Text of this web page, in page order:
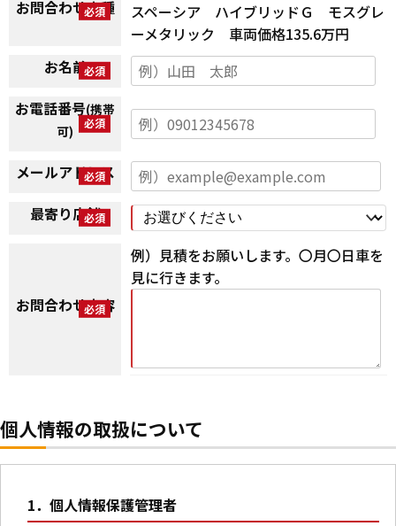
お問合わせ車種
スペーシア ハイブリッドＧ モスグレ
ーメタリック 車両価格135.6万円
お名前
お電話番号(携帯
可)
メールアドレス
最寄り店舗
お問合わせ内容
例）見積をお願いします。〇月〇日車を
見に行きます。
個人情報の取扱について
1．個人情報保護管理者